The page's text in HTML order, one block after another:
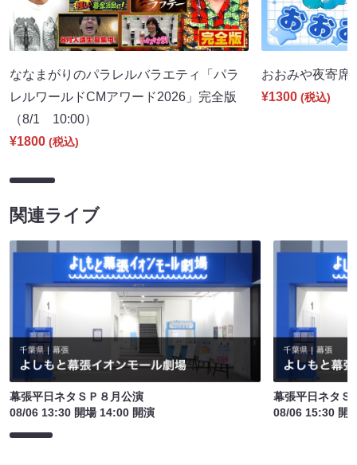
ななまがりのパラレルバラエティ「パラ
レルワールドCMアワード2026」完全版
（8/1 10:00）
¥1800 (税込)
おおみや夜寄
¥1300 (税込)
関連ライブ
幕張平日ネタＳＰ８月公演
08/06 13:30 開場 14:00 開演
幕張平日ネタＳ
08/06 15:30 開